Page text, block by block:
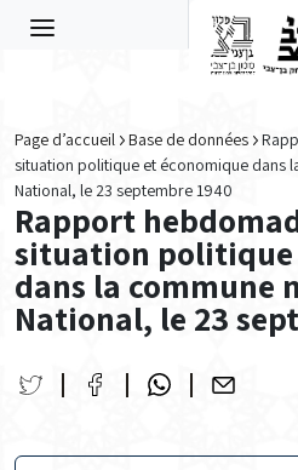
Page d’accueil Base de données
situation politique et économique dans
National, le 23 septembre 1940
Rapport
situation politique
dans la commune
National, le 23